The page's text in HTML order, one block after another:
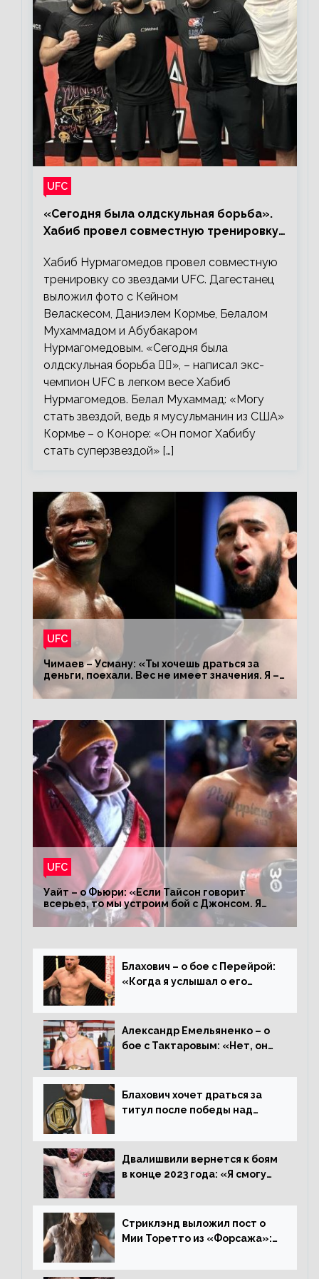
UFC
«Сегодня была олдскульная борьба».
Хабиб провел совместную тренировку
Хабиб Нурмагомедов провел совместную
тренировку со звездами UFC. Дагестанец
выложил фото с Кейном
Веласкесом, Даниэлем Кормье, Белалом
Мухаммадом и Абубакаром
Нурмагомедовым. «Сегодня была
олдскульная борьба 🤼‍♂️», – написал экс-
чемпион UFC в легком весе Хабиб
Нурмагомедов. Белал Мухаммад: «Могу
стать звездой, ведь я мусульманин из США»
Кормье – о Коноре: «Он помог Хабибу
стать суперзвездой» […]
UFC
Чимаев – Усману: «Ты хочешь драться за
деньги, поехали. Вес не имеет значения. Я –
король»
UFC
Уайт – о Фьюри: «Если Тайсон говорит
всерьез, то мы устроим бой с Джонсом. Я
заставил Флойда Мейвезера драться с
Конором»
Блахович – о бое с Перейрой:
«Когда я услышал о его
драться с ним»
Александр Емельяненко – о
бое с Тактаровым: «Нет, он
Блахович хочет драться за
титул после победы над
увезти пояс в Польшу»
Двалишвили вернется к боям
в конце 2023 года: «Я смогу
Стриклэнд выложил пост о
Мии Торетто из «Форсажа»:
смотреть этот отсталый